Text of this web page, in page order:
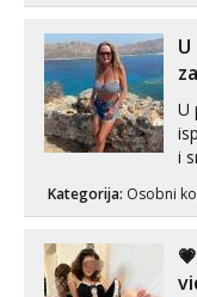
U
i
Kategorija: Osobni